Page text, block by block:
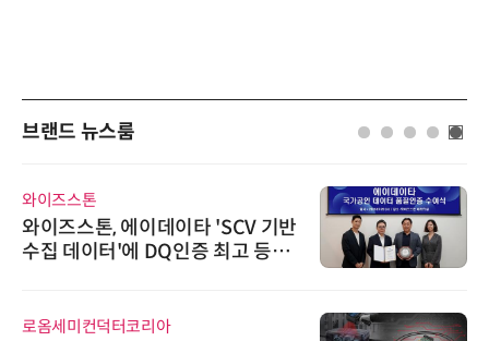
브랜드 뉴스룸
와이즈스톤
와이즈스톤, 에이데이타 'SCV 기반
수집 데이터'에 DQ인증 최고 등급
로옴세미컨덕터코리아